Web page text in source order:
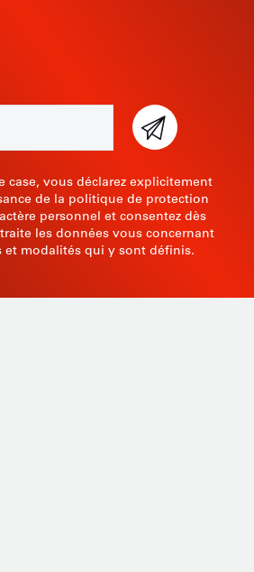
case, vous déclarez explicitement
de la politique de protection
personnel et consentez dès
les données vous concernant
et modalités qui y sont définis.